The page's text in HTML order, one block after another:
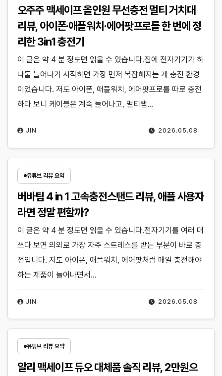
오주주 맥세이프 올인원 무선충전 멀티 거치대
리뷰, 아이폰·애플워치·에어팟프로를 한 번에 정
리한 3in1 충전기
2026.05.08
JIN
이 글은 약 4 분 정도면 읽을 수 있습니다.집에 전자기기가 하
나둘 늘어나기 시작하면 가장 먼저 복잡해지는 게 충전 환경
이었습니다. 저도 아이폰, 애플워치, 에어팟프로를 따로 충전
하다 보니 케이블은 계속 늘어나고, 멀티탭…
유튜브 리뷰 요약
버바팀 4 in 1 고속충전스탠드 리뷰, 애플 사용자
라면 정말 편할까?
2026.05.08
JIN
이 글은 약 4 분 정도면 읽을 수 있습니다.전자기기를 여러 대
쓰다 보면 의외로 가장 자주 스트레스를 받는 부분이 바로 충
전입니다. 저도 아이폰, 애플워치, 에어팟처럼 매일 충전해야
하는 제품이 늘어나면서…
유튜브 리뷰 요약
알리 맥세이프 듀오 대체품 솔직 리뷰, 2만원으